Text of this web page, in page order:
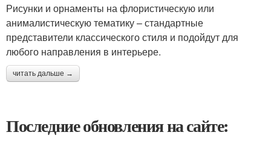
Рисунки и орнаменты на флористическую или
анималистическую тематику – стандартные
представители классического стиля и подойдут для
любого направления в интерьере.
читать дальше →
Последние обновления на сайте: